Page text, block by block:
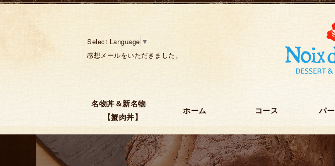
Select Language ▼
感想メールをいただきました。
名物丼＆新名物
【蟹肉丼】
ホーム コース パ